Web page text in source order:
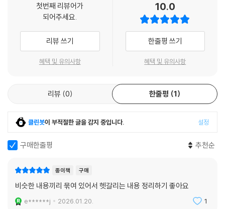
제4장/용익물권 _319
제1절 지상권 319
Ⅰ.의 의 _319
Ⅲ.지상권의 존속기간 _319
제1절 총 설 342
제2절 유치권 343
Ⅰ.서 설 _343
Ⅱ.성립요건 _345
증명된 만큼, 수험생 여러분께서는 출제예상지문 또한 놓치지 말고 꼼꼼히
학습하시길 당부드립니다.
셋째,수험 적합성이 떨어지는 지엽적인 내용은 과감히 덜어냈습니다. 만점
을 노리는 무리한 욕심보다는, 합격권인 84~92점을 안정적으로 확보하
부 시간은 한정되어 있습니다. W민법을 통해 불필요한 시간 낭비를 줄이
고, 확보된 귀중한 시간을 다른 과목에 투자하여 전체 평균 점수를 끌어올
리는 전략이야말로 합격으로 가는 지름길이라는 점을 절대 잊지 말아주시
길 바랍니다.
- W민법과 시험장 노트의 시너지
윌비스 3순환 문제풀이 강의를 통해 W민법의 내용을 정리한 후에는, 『시
없으나 W민법에서 다룬 내용 중 끝까지 숙지되지 않는 부분은 노트의 여
백에 단권화하여 정리하십시오. 이렇게 완성된 자신만의 시험장노트를 시
첫번째 리뷰어가
되어주세요.
리뷰 쓰기
혜택 및 유의사항
10.0
한줄평 쓰기
혜택 및 유의사항
리뷰 0 한줄평 1
클린봇이 부적절한 글을 감지 중입니다. 설정
구매한줄평 추천순
종이책 구매
비슷한 내용끼리 묶여 있어서 헷갈리는 내용 정리하기 좋아요
e******j 2026.01.20. 1